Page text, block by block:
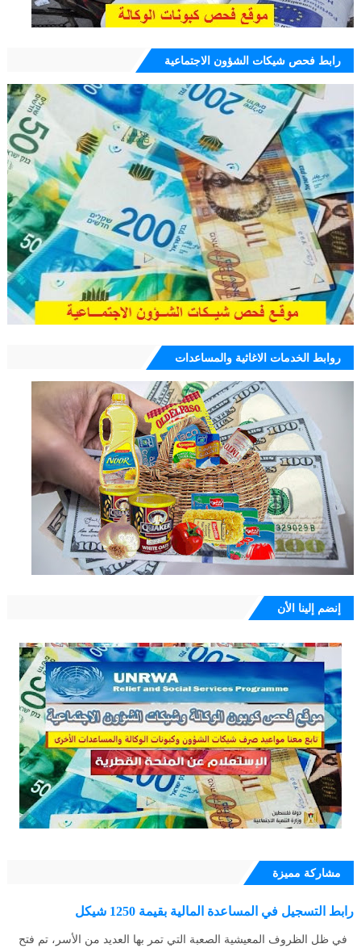
رابط فحص شيكات الشؤون الاجتماعية
روابط الخدمات الاغاثية والمساعدات
إنضم إلينا الأن
مشاركة مميزة
رابط التسجيل في المساعدة المالية بقيمة 1250 شيكل
في ظل الظروف المعيشية الصعبة التي تمر بها العديد من الأسر، تم فتح